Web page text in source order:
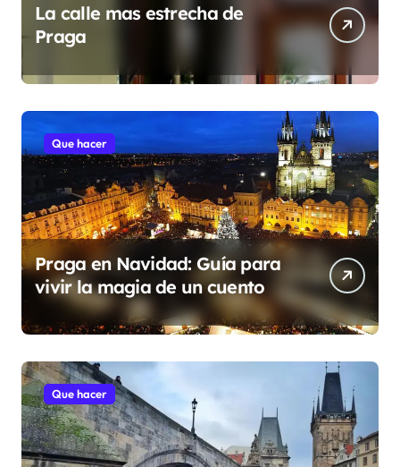
La calle mas estrecha de
Praga
Que hacer
Praga en Navidad: Guía para
vivir la magia de un cuento
Que hacer